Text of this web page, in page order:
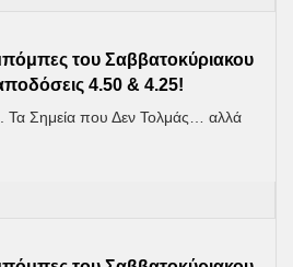
του Σαββατοκύριακου
4.50 & 4.25!
Τα Σημεία που Δεν Τολμάς… αλλά